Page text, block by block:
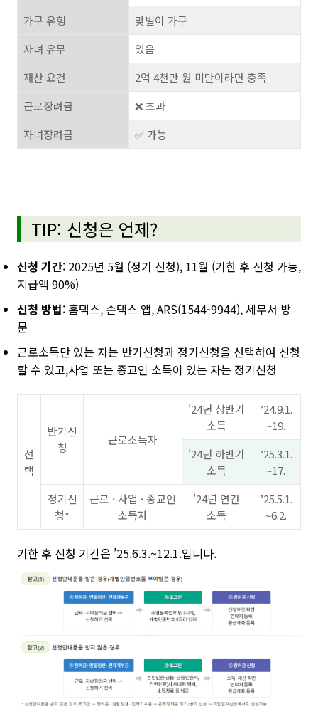
가구 유형
맞벌이 가구
자녀 유무
있음
재산 요건
2억 4천만 원 미만이라면 충족
근로장려금
❌ 초과
자녀장려금
✅ 가능
TIP: 신청은 언제?
신청 기간: 2025년 5월 (정기 신청), 11월 (기한 후 신청 가능,
지급액 90%)
신청 방법: 홈택스, 손택스 앱, ARS(1544-9944), 세무서 방
문
근로소득만 있는 자는 반기신청과 정기신청을 선택하여 신청
할 수 있고,사업 또는 종교인 소득이 있는 자는 정기신청
선
택
반기신
청
근로소득자
’24년 상반기
소득
’24.9.1.
~19.
’24년 하반기
소득
’25.3.1.
~17.
정기신
청*
근로 · 사업 · 종교인
소득자
’24년 연간
소득
’25.5.1.
~6.2.
기한 후 신청 기간은 ’25.6.3.~12.1.입니다.